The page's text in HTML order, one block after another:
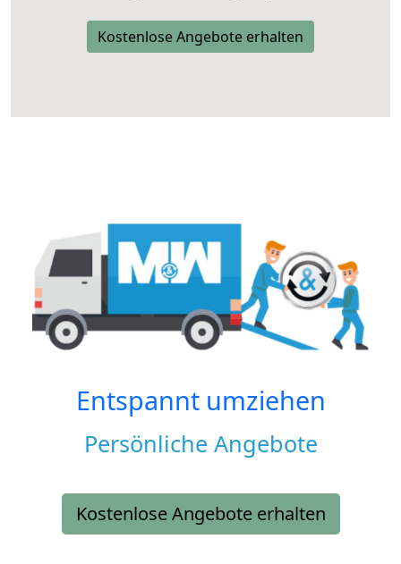
Kostenlose Angebote erhalten
Entspannt umziehen
Persönliche Angebote
Kostenlose Angebote erhalten